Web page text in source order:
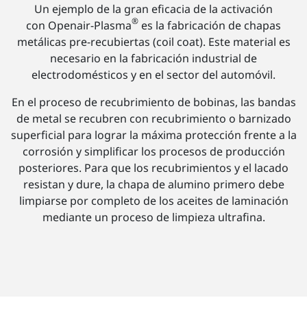
Un ejemplo de la gran eficacia de la activación
con Openair-Plasma® es la fabricación de chapas
metálicas pre-recubiertas (coil coat). Este material es
necesario en la fabricación industrial de
electrodomésticos y en el sector del automóvil.
En el proceso de recubrimiento de bobinas, las bandas
de metal se recubren con recubrimiento o barnizado
superficial para lograr la máxima protección frente a la
corrosión y simplificar los procesos de producción
posteriores. Para que los recubrimientos y el lacado
resistan y dure, la chapa de alumino primero debe
limpiarse por completo de los aceites de laminación
mediante un proceso de limpieza ultrafina.